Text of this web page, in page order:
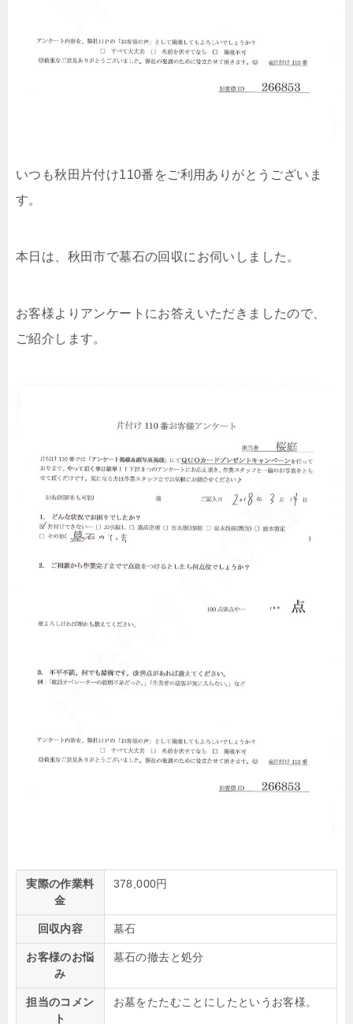
いつも秋田片付け110番をご利用ありがとうございま
す。
本日は、秋田市で墓石の回収にお伺いしました。
お客様よりアンケートにお答えいただきましたので、
ご紹介します。
実際の作業料
金
378,000円
回収内容 墓石
お客様のお悩
み
墓石の撤去と処分
担当のコメン
ト
お墓をたたむことにしたというお客様。